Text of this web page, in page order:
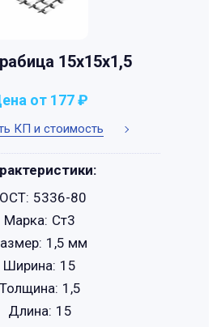
15х15х1,5
КП и стоимость
от 177 ₽
5336-80
Марка: Ст3
1,5 мм
Ширина: 15
Толщина: 1,5
Длина: 15